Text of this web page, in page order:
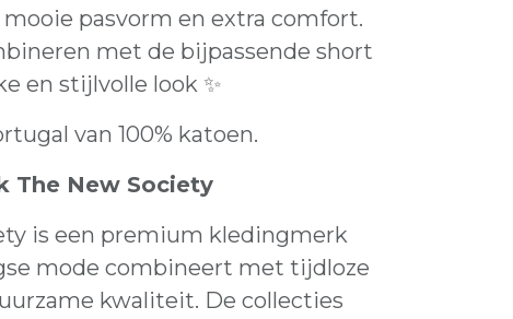
pasvorm en extra comfort.
met de bijpassende short
en stijlvolle look ✨
van 100% katoen.
The New Society
is een premium kledingmerk
mode combineert met tijdloze
kwaliteit. De collecties